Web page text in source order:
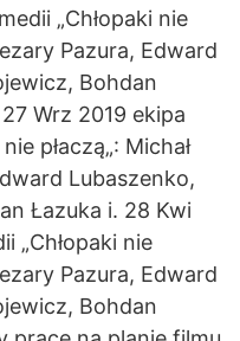
„Chłopaki nie
Pazura, Edward
Bohdan
Wrz 2019 ekipa
płaczą„: Michał
Lubaszenko,
Łazuka i. 28 Kwi
„Chłopaki nie
Pazura, Edward
Bohdan